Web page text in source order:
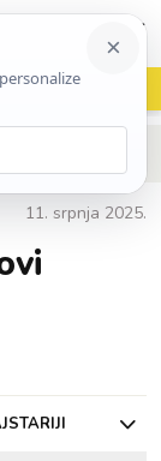
woot?!
11. srpnja 2025.